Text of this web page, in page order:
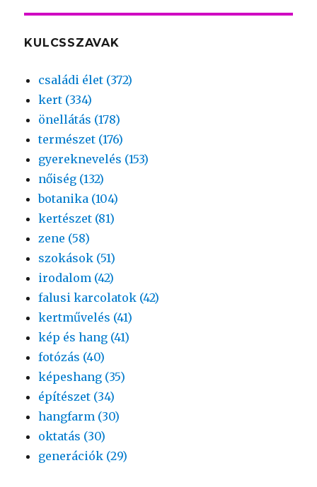
KULCSSZAVAK
családi élet (372)
kert (334)
önellátás (178)
természet (176)
gyereknevelés (153)
nőiség (132)
botanika (104)
kertészet (81)
zene (58)
szokások (51)
irodalom (42)
falusi karcolatok (42)
kertművelés (41)
kép és hang (41)
fotózás (40)
képeshang (35)
építészet (34)
hangfarm (30)
oktatás (30)
generációk (29)